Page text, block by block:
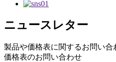
ニュースレター
製品や価格表に関するお問い合
価格表のお問い合わせ